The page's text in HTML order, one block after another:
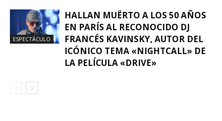
ESPECTÁCULO
HALLAN MUËRTO A LOS 50 AÑOS
EN PARÍS AL RECONOCIDO DJ
FRANCÉS KAVINSKY, AUTOR DEL
ICÓNICO TEMA «NIGHTCALL» DE
LA PELÍCULA «DRIVE»